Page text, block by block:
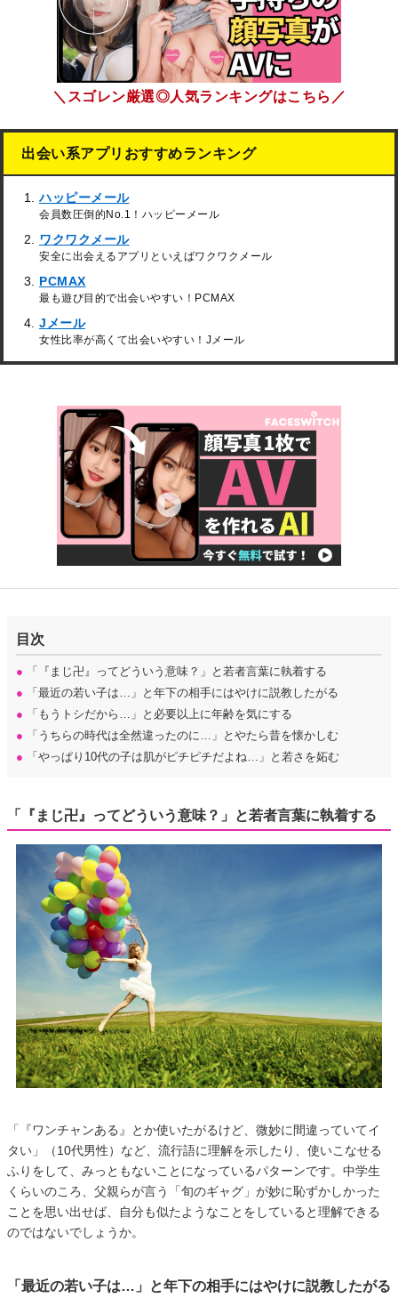
＼スゴレン厳選◎人気ランキングはこちら／
出会い系アプリおすすめランキング
ハッピーメール
会員数圧倒的No.1！ハッピーメール
ワクワクメール
安全に出会えるアプリといえばワクワクメール
PCMAX
最も遊び目的で出会いやすい！PCMAX
Jメール
女性比率が高くて出会いやすい！Jメール
目次
● 「『まじ卍』ってどういう意味？」と若者言葉に執着する
● 「最近の若い子は…」と年下の相手にはやけに説教したがる
● 「もうトシだから…」と必要以上に年齢を気にする
● 「うちらの時代は全然違ったのに…」とやたら昔を懐かしむ
● 「やっぱり10代の子は肌がピチピチだよね…」と若さを妬む
「『まじ卍』ってどういう意味？」と若者言葉に執着する
「『ワンチャンある』とか使いたがるけど、微妙に間違っていてイ
タい」（10代男性）など、流行語に理解を示したり、使いこなせる
ふりをして、みっともないことになっているパターンです。中学生
くらいのころ、父親らが言う「旬のギャグ」が妙に恥ずかしかった
ことを思い出せば、自分も似たようなことをしていると理解できる
のではないでしょうか。
「最近の若い子は…」と年下の相手にはやけに説教したがる